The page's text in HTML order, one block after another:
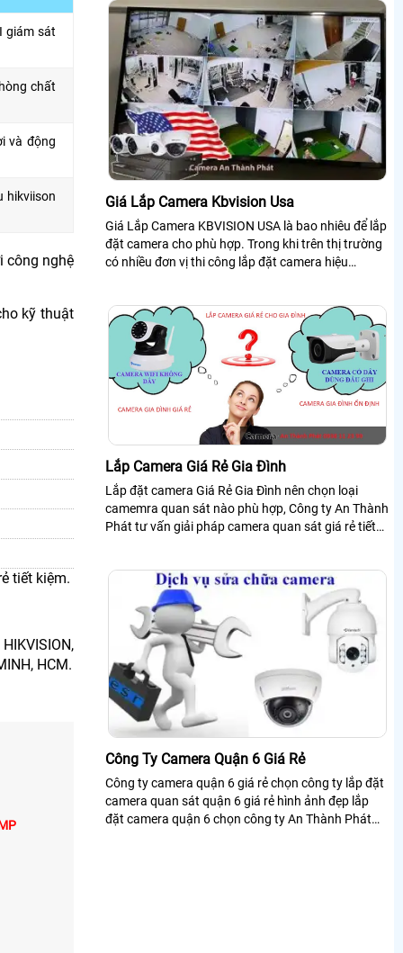
giám sát
chất
và động
hikviison
công nghệ
kỹ thuật
tiết kiệm.
HCM.
Giá Lắp Camera Kbvision Usa
Giá Lắp Camera KBVISION USA là bao nhiêu để lắp
đặt camera cho phù hợp. Trong khi trên thị trường
có nhiều đơn vị thi công lắp đặt camera hiệu
Lắp Camera Giá Rẻ Gia Đình
Lắp đặt camera Giá Rẻ Gia Đình nên chọn loại
camemra quan sát nào phù hợp, Công ty An Thành
Phát tư vấn giải pháp camera quan sát giá rẻ tiết
Công Ty Camera Quận 6 Giá Rẻ
Công ty camera quận 6 giá rẻ chọn công ty lắp đặt
camera quan sát quận 6 giá rẻ hình ảnh đẹp lắp
đặt camera quận 6 chọn công ty An Thành Phát